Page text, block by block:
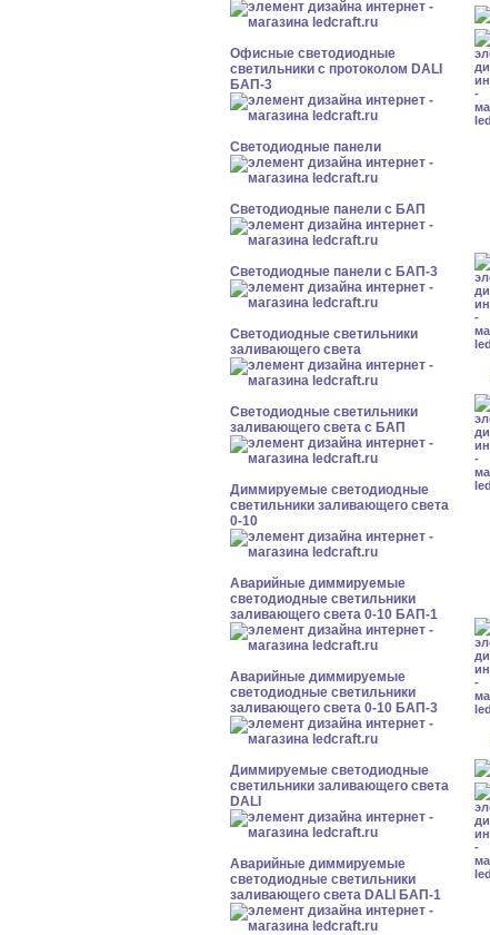
Офисные светодиодные
светильники с протоколом DALI
БАП-3
Cветодиодные панели
Cветодиодные панели с БАП
Cветодиодные панели с БАП-3
Светодиодные светильники
заливающего света
Светодиодные светильники
заливающего света с БАП
Диммируемые светодиодные
светильники заливающего света
0-10
Аварийные диммируемые
светодиодные светильники
заливающего света 0-10 БАП-1
Аварийные диммируемые
светодиодные светильники
заливающего света 0-10 БАП-3
Диммируемые светодиодные
светильники заливающего света
DALI
Аварийные диммируемые
светодиодные светильники
заливающего света DALI БАП-1